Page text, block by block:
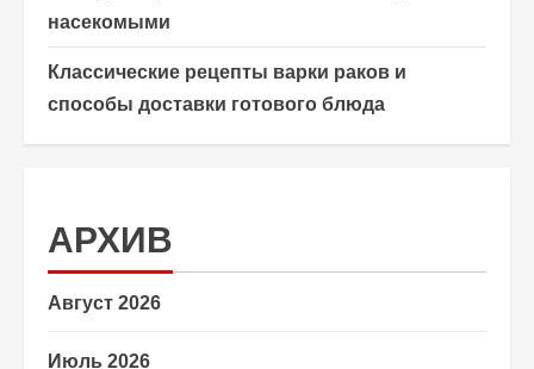
насекомыми
Классические рецепты варки раков и
способы доставки готового блюда
АРХИВ
Август 2026
Июль 2026